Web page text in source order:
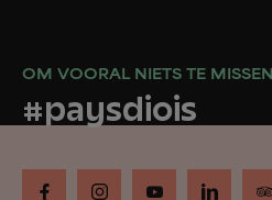
OM VOORAL NIETS TE MISSEN
#paysdiois